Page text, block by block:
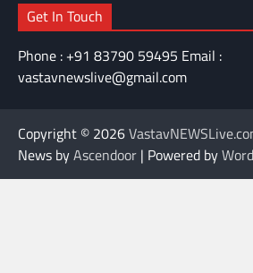
Get In Touch
Phone : +91 83790 59495 Email :
vastavnewslive@gmail.com
Copyright © 2026
News byAscendoor | Powered by